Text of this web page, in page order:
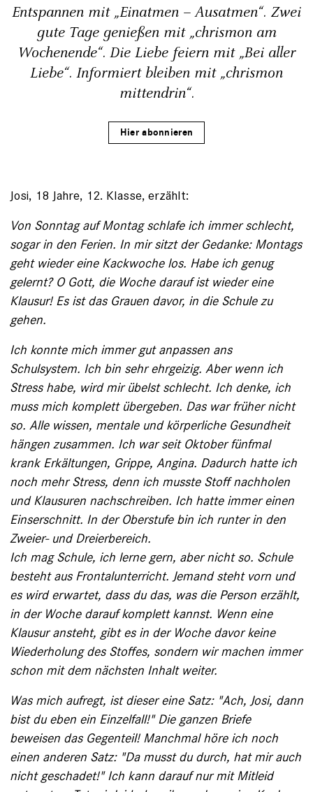
Entspannen mit „Einatmen – Ausatmen“. Zwei
gute Tage genießen mit „chrismon am
Wochenende“. Die Liebe feiern mit „Bei aller
Liebe“. Informiert bleiben mit „chrismon
mittendrin“.
Hier abonnieren
Josi, 18 Jahre, 12. Klasse, erzählt:
Von Sonntag auf Montag schlafe ich immer schlecht,
sogar in den Ferien. In mir sitzt der Gedanke: Montags
geht wieder eine Kack­woche los. Habe ich genug
gelernt? O Gott, die Woche darauf ist wieder eine
Klausur! Es ist das Grauen davor, in die Schule zu
gehen.
Ich konnte mich immer gut anpassen ans
Schulsystem. Ich bin sehr ehrgeizig. Aber wenn ich
Stress habe, wird mir übelst schlecht. Ich denke, ich
muss mich komplett übergeben. Das war früher nicht
so. Alle wissen, mentale und körperliche Gesundheit
hängen zusammen. Ich war seit ­Oktober fünfmal
krank Erkältungen, Grippe, Angina. Dadurch hatte ich
noch mehr Stress, denn ich musste Stoff nachholen
und Klausuren nachschreiben. Ich hatte immer einen
Einserschnitt. In der Oberstufe bin ich runter in den
Zweier- und Dreierbereich.
Ich mag Schule, ich lerne gern, aber nicht so. Schule
besteht aus Frontalunterricht. Jemand steht vorn und
es wird erwartet, dass du das, was die Person erzählt,
in der Woche darauf komplett kannst. Wenn ­eine
Klausur ansteht, gibt es in der Woche davor keine
Wiederholung des Stoffes, sondern wir machen immer
schon mit dem nächsten Inhalt weiter.
Was mich aufregt, ist dieser eine Satz: "Ach, Josi, dann
bist du eben ein Einzelfall!" Die ganzen Briefe
beweisen das Gegenteil! Manchmal höre ich noch
einen anderen Satz: "Da musst du durch, hat mir auch
nicht ­geschadet!" Ich kann darauf nur mit Mitleid